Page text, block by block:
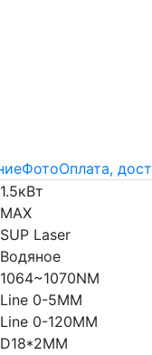
ФотоОплата,
1.5кВт
MAX
SUP Laser
Водяное
1064~1070NM
Line 0-5MM
Line 0-120MM
D18*2MM